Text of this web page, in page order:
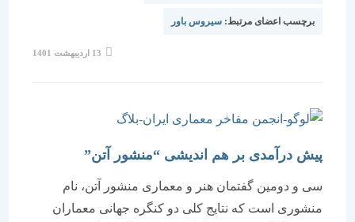
برچسب اعضای مرتبط: سیروس باور
پیش درآمدی بر هم اندیشی “منشور آتن”
سی و دومین گفتمان هنر و معماری منشور آتن، نام
منشوری است که نتایج کلی دو کنگره جهانی معماران